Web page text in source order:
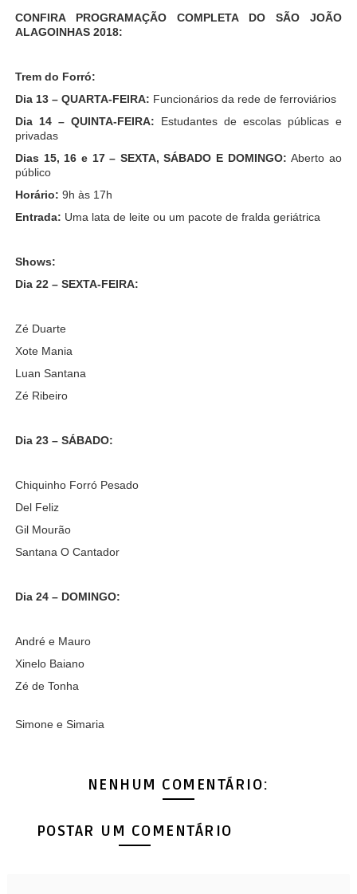
CONFIRA PROGRAMAÇÃO COMPLETA DO SÃO JOÃO
ALAGOINHAS 2018:
Trem do Forró:
Dia 13 – QUARTA-FEIRA: Funcionários da rede de ferroviários
Dia 14 – QUINTA-FEIRA: Estudantes de escolas públicas e
privadas
Dias 15, 16 e 17 – SEXTA, SÁBADO E DOMINGO: Aberto ao
público
Horário: 9h às 17h
Entrada: Uma lata de leite ou um pacote de fralda geriátrica
Shows:
Dia 22 – SEXTA-FEIRA:
Zé Duarte
Xote Mania
Luan Santana
Zé Ribeiro
Dia 23 – SÁBADO:
Chiquinho Forró Pesado
Del Feliz
Gil Mourão
Santana O Cantador
Dia 24 – DOMINGO:
André e Mauro
Xinelo Baiano
Zé de Tonha
Simone e Simaria
NENHUM COMENTÁRIO:
POSTAR UM COMENTÁRIO